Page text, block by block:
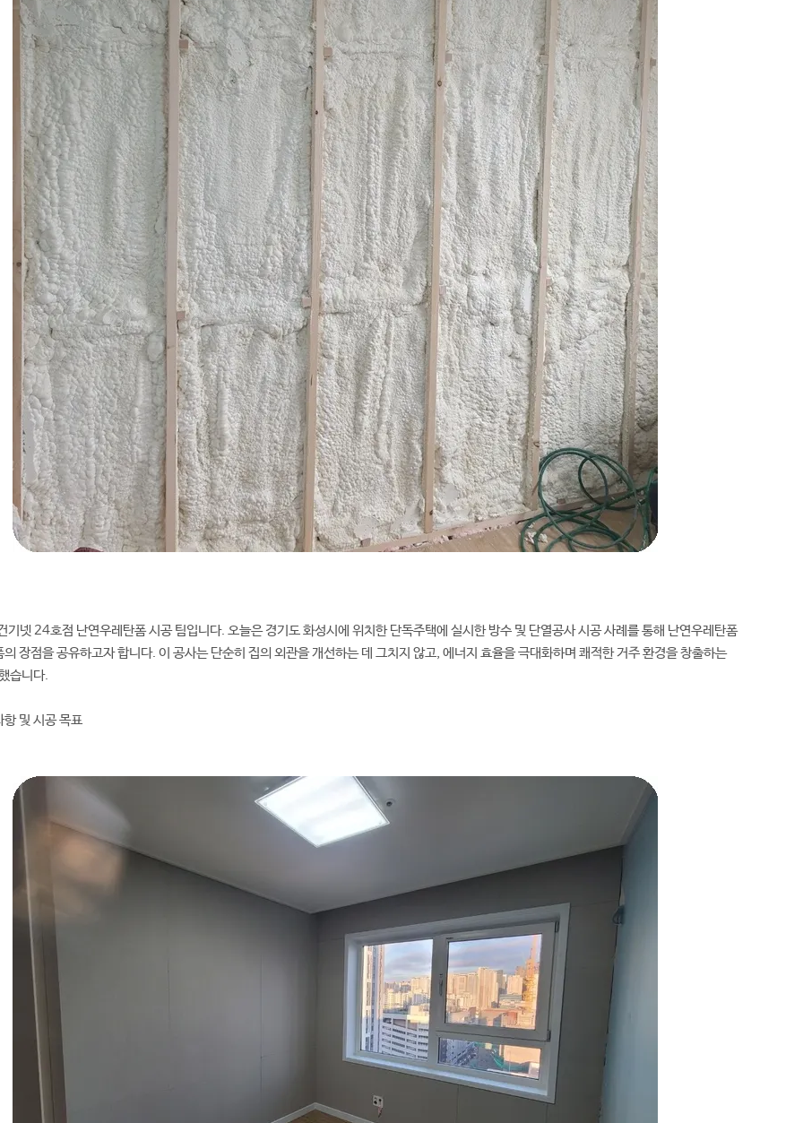
기넷 24호점 난연우레탄폼 시공 팀입니다. 오늘은 경기도 화성시에 위치한 단독주택에 실시한 방수 및 단열공사 시공 사례를 통해 난연우레탄폼
의 장점을 공유하고자 합니다. 이 공사는 단순히 집의 외관을 개선하는 데 그치지 않고, 에너지 효율을 극대화하며 쾌적한 거주 환경을 창출하는
습니다.
항 및 시공 목표